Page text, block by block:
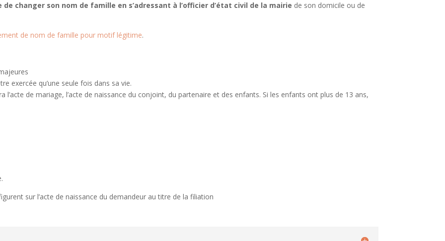
changer son nom de famille en s’adressant à l’officier d’état civil de la mairie de son domicile ou de
de nom de famille pour motif légitime.
exercée qu’une seule fois dans sa vie.
de mariage, l’acte de naissance du conjoint, du partenaire et des enfants. Si les enfants ont plus de 13 ans,
sur l’acte de naissance du demandeur au titre de la filiation